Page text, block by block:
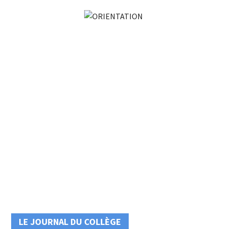
LE JOURNAL DU COLLÈGE